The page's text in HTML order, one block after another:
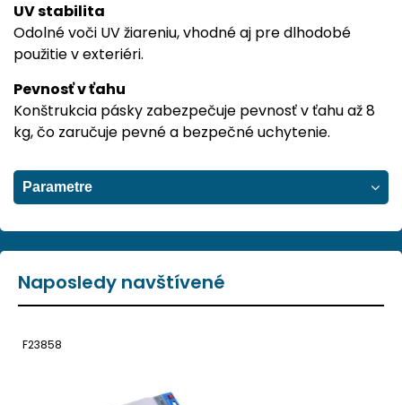
UV stabilita
Odolné voči UV žiareniu, vhodné aj pre dlhodobé
použitie v exteriéri.
Pevnosť v ťahu
Konštrukcia pásky zabezpečuje pevnosť v ťahu až 8
kg, čo zaručuje pevné a bezpečné uchytenie.
Parametre
Naposledy navštívené
F23858